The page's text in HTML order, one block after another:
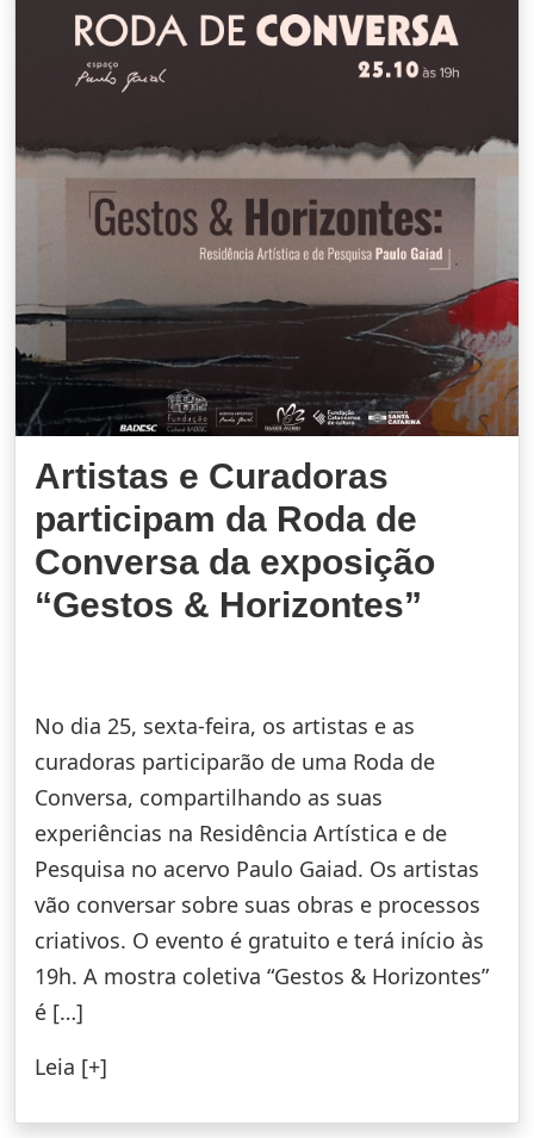
Artistas e Curadoras
participam da Roda de
Conversa da exposição
“Gestos & Horizontes”
No dia 25, sexta-feira, os artistas e as
curadoras participarão de uma Roda de
Conversa, compartilhando as suas
experiências na Residência Artística e de
Pesquisa no acervo Paulo Gaiad. Os artistas
vão conversar sobre suas obras e processos
criativos. O evento é gratuito e terá início às
19h. A mostra coletiva “Gestos & Horizontes”
é […]
Leia [+]